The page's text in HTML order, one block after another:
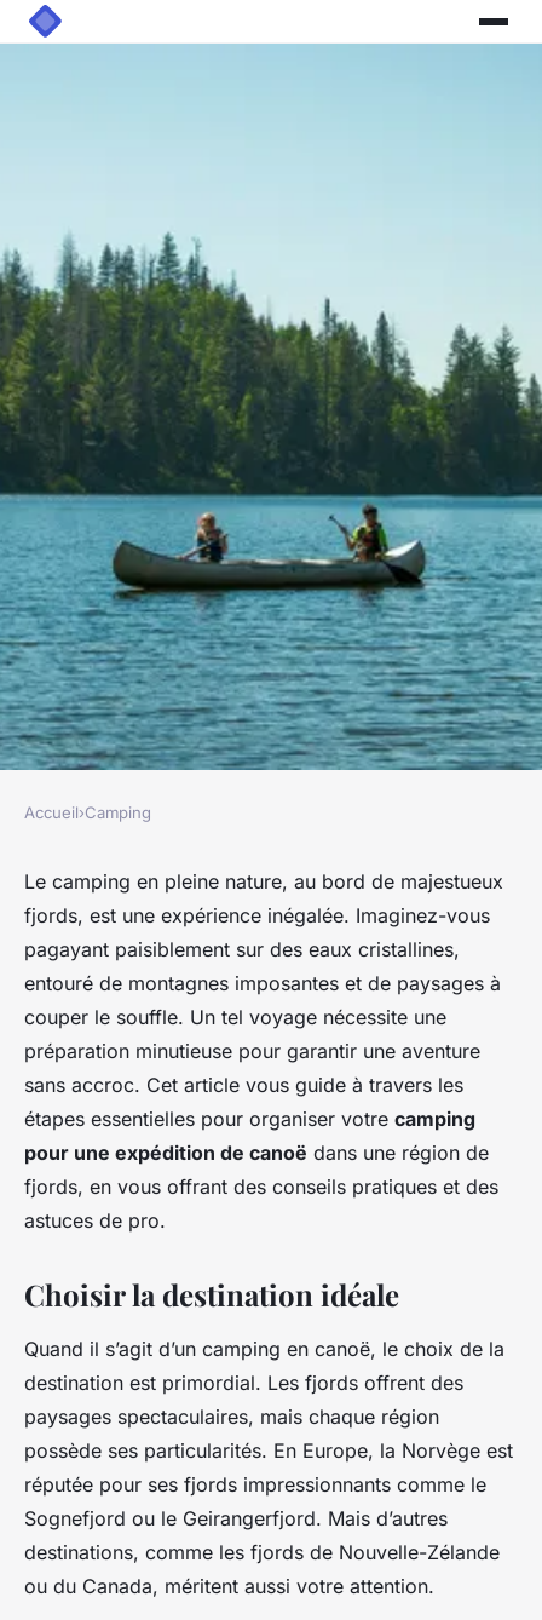
CAMPING
Comment organiser un
camping pour une expédition
de canoë en région de fjords?
Juliette• 20 août 2024• 6 min de lecture
Accueil›Camping
Le camping en pleine nature, au bord de majestueux
fjords, est une expérience inégalée. Imaginez-vous
pagayant paisiblement sur des eaux cristallines,
entouré de montagnes imposantes et de paysages à
couper le souffle. Un tel voyage nécessite une
préparation minutieuse pour garantir une aventure
sans accroc. Cet article vous guide à travers les
étapes essentielles pour organiser votre camping
pour une expédition de canoë dans une région de
fjords, en vous offrant des conseils pratiques et des
astuces de pro.
Choisir la destination idéale
Quand il s’agit d’un camping en canoë, le choix de la
destination est primordial. Les fjords offrent des
paysages spectaculaires, mais chaque région
possède ses particularités. En Europe, la Norvège est
réputée pour ses fjords impressionnants comme le
Sognefjord ou le Geirangerfjord. Mais d’autres
destinations, comme les fjords de Nouvelle-Zélande
ou du Canada, méritent aussi votre attention.